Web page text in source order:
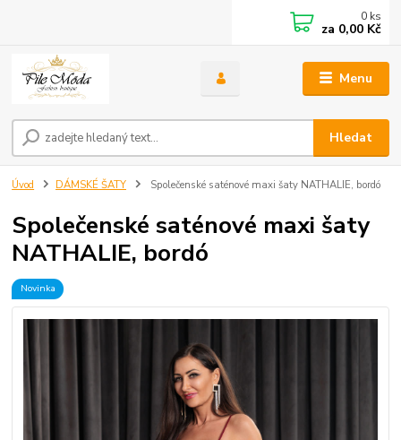
Menu
Hledat
0 ks
za 0,00 Kč
Úvod DÁMSKÉ ŠATY Společenské saténové maxi šaty NATHALIE, bordó
Společenské saténové maxi šaty
NATHALIE, bordó
Novinka